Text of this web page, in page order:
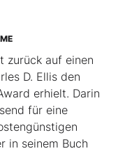
zurück auf einen
D. Ellis den
erhielt. Darin
für eine
in seinem Buch